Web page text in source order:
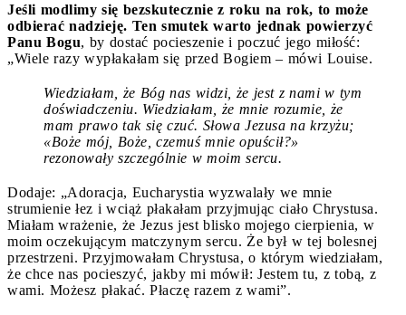
Jeśli modlimy się bezskutecznie z roku na rok, to może
odbierać nadzieję. Ten smutek warto jednak powierzyć
Panu Bogu, by dostać pocieszenie i poczuć jego miłość:
„Wiele razy wypłakałam się przed Bogiem – mówi Louise.
Wiedziałam, że Bóg nas widzi, że jest z nami w tym
doświadczeniu. Wiedziałam, że mnie rozumie, że
mam prawo tak się czuć. Słowa Jezusa na krzyżu;
«Boże mój, Boże, czemuś mnie opuścił?»
rezonowały szczególnie w moim sercu.
Dodaje: „Adoracja, Eucharystia wyzwalały we mnie
strumienie łez i wciąż płakałam przyjmując ciało Chrystusa.
Miałam wrażenie, że Jezus jest blisko mojego cierpienia, w
moim oczekującym matczynym sercu. Że był w tej bolesnej
przestrzeni. Przyjmowałam Chrystusa, o którym wiedziałam,
że chce nas pocieszyć, jakby mi mówił: Jestem tu, z tobą, z
wami. Możesz płakać. Płaczę razem z wami”.